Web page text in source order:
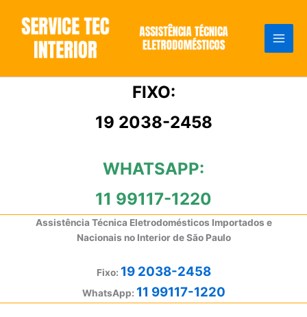
conteúdo
FIXO:
19 2038-2458
WHATSAPP:
11 99117-1220
Assistência Técnica Eletrodomésticos Importados e
Nacionais no Interior de São Paulo
Fixo: 19 2038-2458
WhatsApp: 11 99117-1220